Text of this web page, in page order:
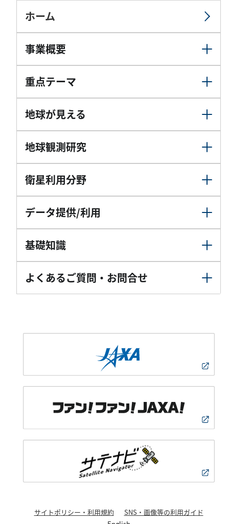
ホーム
事業概要
重点テーマ
地球が見える
地球観測研究
衛星利用分野
データ提供/利用
基礎知識
よくあるご質問・お問合せ
サイトポリシー・利用規約
SNS・画像等の利用ガイド